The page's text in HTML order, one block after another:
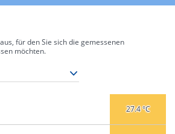
für den Sie sich die gemessenen
möchten.
27.4 °C